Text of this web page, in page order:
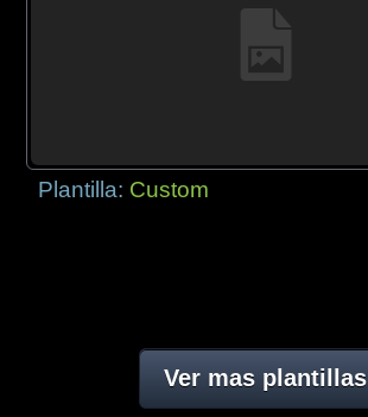
Plantilla: Custom
Ver mas plantillas